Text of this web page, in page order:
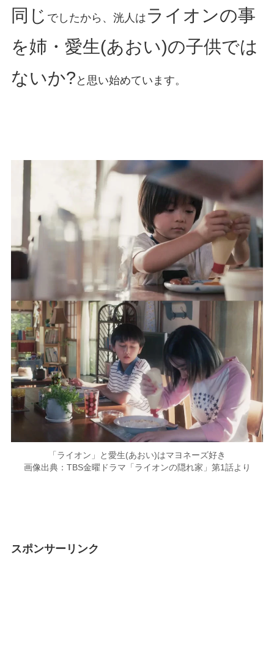
同じ でしたから、洸人は ライオンの事
を姉・愛生(あおい)の子供では
ないか? と思い始めています。
「ライオン」と愛生(あおい)はマヨネーズ好き
画像出典：TBS金曜ドラマ「ライオンの隠れ家」第1話より
スポンサーリンク